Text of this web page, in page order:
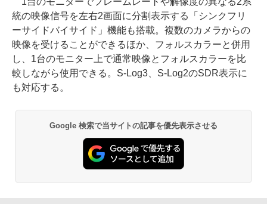
統の映像信号を左右2画面に分割表示する「シンクフリ
ーサイドバイサイド」機能も搭載。複数のカメラからの
映像を受けることができるほか、フォルスカラーと併用
し、1台のモニター上で通常映像とフォルスカラーを比
較しながら使用できる。S-Log3、S-Log2のSDR表示に
も対応する。
Google 検索で当サイトの記事を優先表示させる